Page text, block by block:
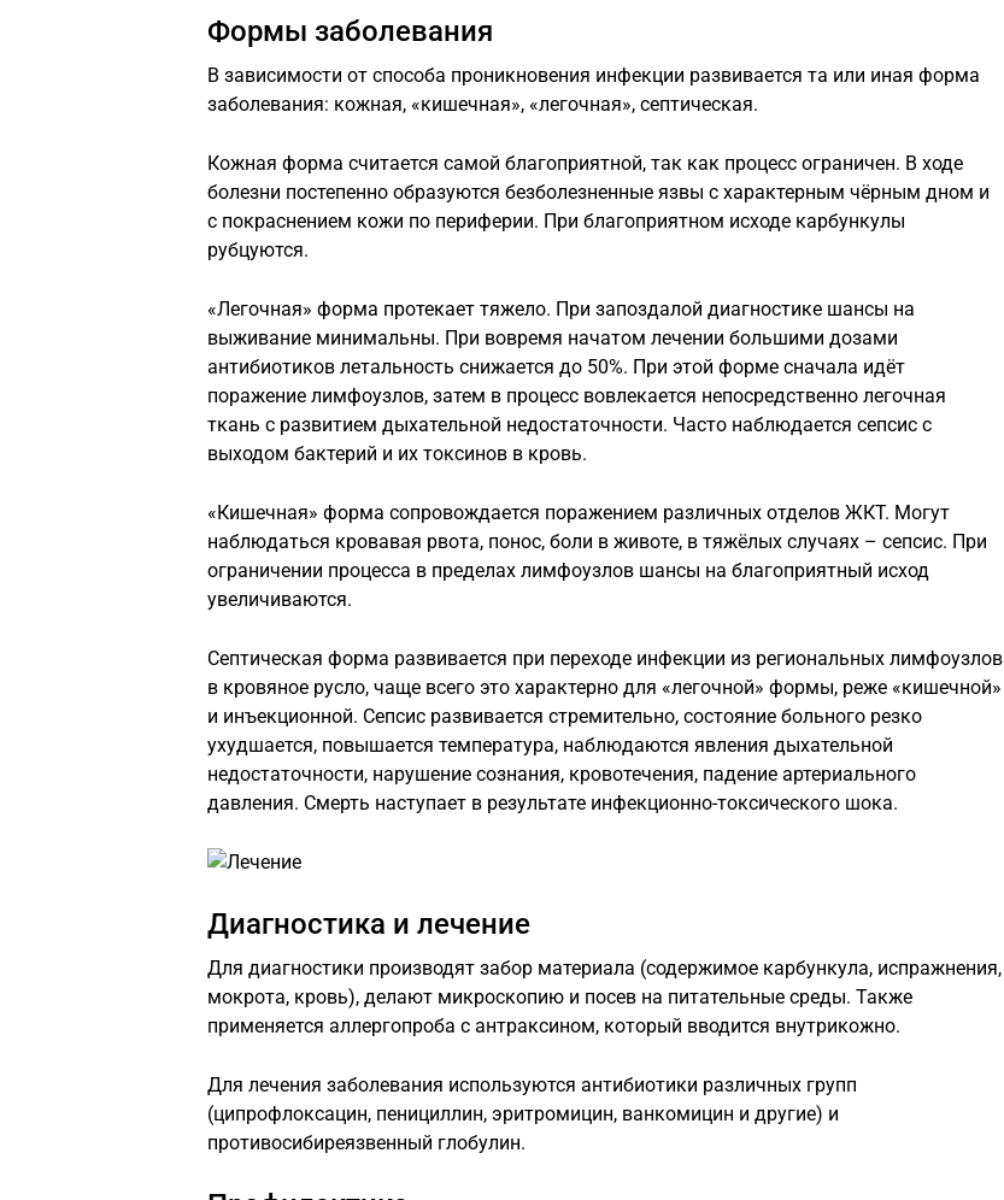
Формы заболевания
В зависимости от способа проникновения инфекции развивается та или иная форма
заболевания: кожная, «кишечная», «легочная», септическая.
Кожная форма считается самой благоприятной, так как процесс ограничен. В ходе
болезни постепенно образуются безболезненные язвы с характерным чёрным дном и
с покраснением кожи по периферии. При благоприятном исходе карбункулы
рубцуются.
«Легочная» форма протекает тяжело. При запоздалой диагностике шансы на
выживание минимальны. При вовремя начатом лечении большими дозами
антибиотиков летальность снижается до 50%. При этой форме сначала идёт
поражение лимфоузлов, затем в процесс вовлекается непосредственно легочная
ткань с развитием дыхательной недостаточности. Часто наблюдается сепсис с
выходом бактерий и их токсинов в кровь.
«Кишечная» форма сопровождается поражением различных отделов ЖКТ. Могут
наблюдаться кровавая рвота, понос, боли в животе, в тяжёлых случаях – сепсис. При
ограничении процесса в пределах лимфоузлов шансы на благоприятный исход
увеличиваются.
Септическая форма развивается при переходе инфекции из региональных лимфоузлов
в кровяное русло, чаще всего это характерно для «легочной» формы, реже «кишечной»
и инъекционной. Сепсис развивается стремительно, состояние больного резко
ухудшается, повышается температура, наблюдаются явления дыхательной
недостаточности, нарушение сознания, кровотечения, падение артериального
давления. Смерть наступает в результате инфекционно-токсического шока.
Диагностика и лечение
Для диагностики производят забор материала (содержимое карбункула, испражнения,
мокрота, кровь), делают микроскопию и посев на питательные среды. Также
применяется аллергопроба с антраксином, который вводится внутрикожно.
Для лечения заболевания используются антибиотики различных групп
(ципрофлоксацин, пенициллин, эритромицин, ванкомицин и другие) и
противосибиреязвенный глобулин.